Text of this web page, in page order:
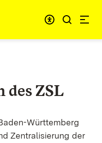
des ZSL
Württemberg
Zentralisierung der